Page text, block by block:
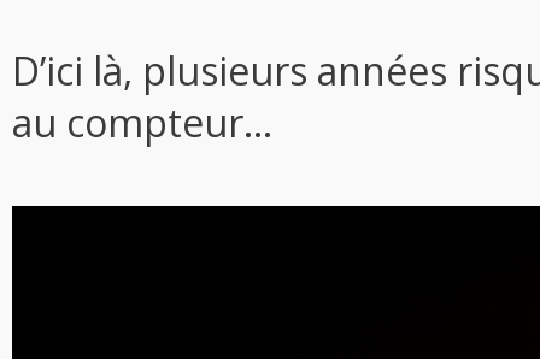
D’ici là, plusieurs années
au compteur…